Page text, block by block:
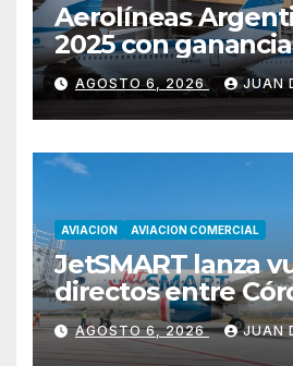
Aerolíneas
2025 con
a pagar impuesto
ganancias
AGOSTO 6, 2026 JUAN
AVIACION AVIACION COMERCIAL
JetSMART lanza
directos entre
Florianópolis
AGOSTO 6, 2026 JUAN